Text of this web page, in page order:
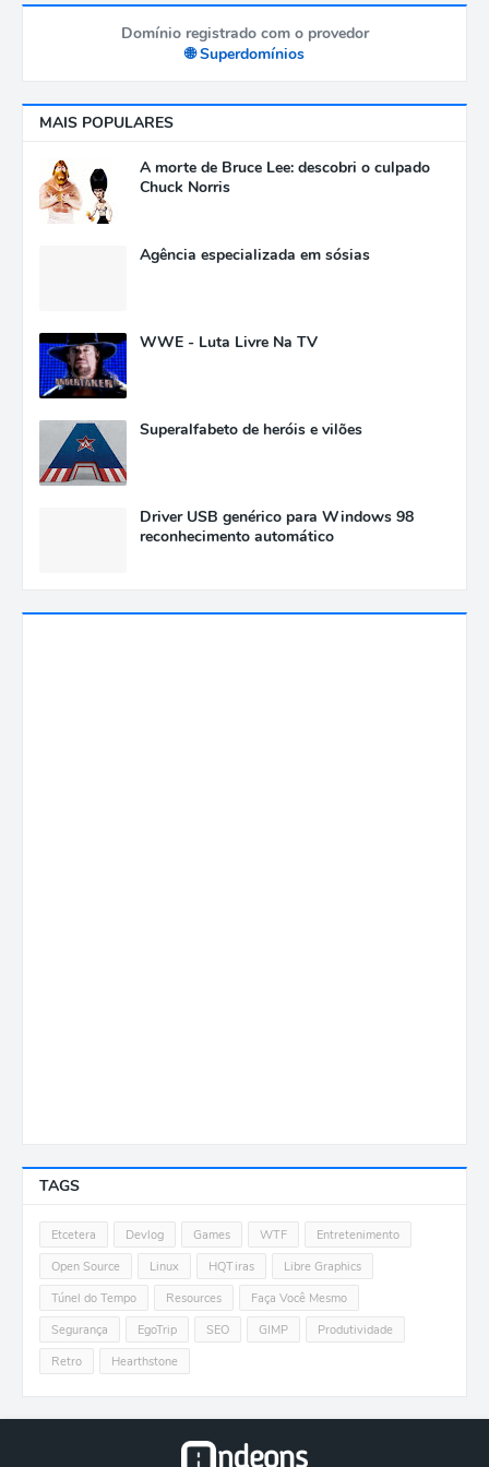
Domínio registrado com o provedor
🌐 Superdomínios
MAIS POPULARES
A morte de Bruce Lee: descobri o culpado
Chuck Norris
Agência especializada em sósias
WWE - Luta Livre Na TV
Superalfabeto de heróis e vilões
Driver USB genérico para Windows 98
reconhecimento automático
TAGS
Etcetera Devlog Games WTF
Entretenimento
Open Source
Linux HQTiras
Libre Graphics
Túnel do Tempo
Resources
Faça Você Mesmo
Segurança
EgoTrip SEO GIMP
Produtividade
Retro
Hearthstone